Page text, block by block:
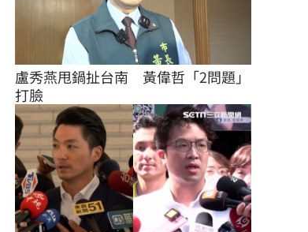
盧秀燕甩鍋扯台南　黃偉哲「2問題」
打臉